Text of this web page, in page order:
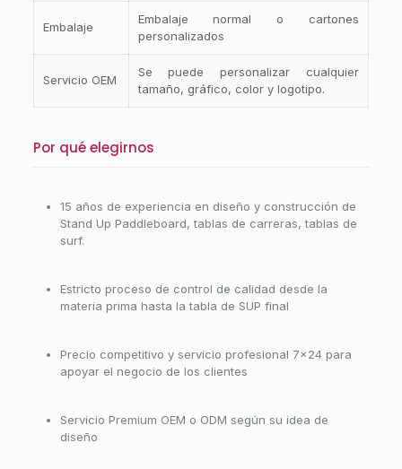
Embalaje
Embalaje normal o cartones
personalizados
Servicio OEM
Se puede personalizar cualquier
tamaño, gráfico, color y logotipo.
Por qué elegirnos
15 años de experiencia en diseño y construcción de
Stand Up Paddleboard, tablas de carreras, tablas de
surf.
Estricto proceso de control de calidad desde la
materia prima hasta la tabla de SUP final
Precio competitivo y servicio profesional 7×24 para
apoyar el negocio de los clientes
Servicio Premium OEM o ODM según su idea de
diseño